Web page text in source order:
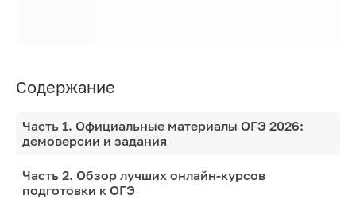
Содержание
Часть 1. Официальные материалы ОГЭ 2026:
демоверсии и задания
Часть 2. Обзор лучших онлайн-курсов
подготовки к ОГЭ